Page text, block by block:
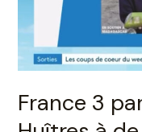
France 3
de
Madagascar